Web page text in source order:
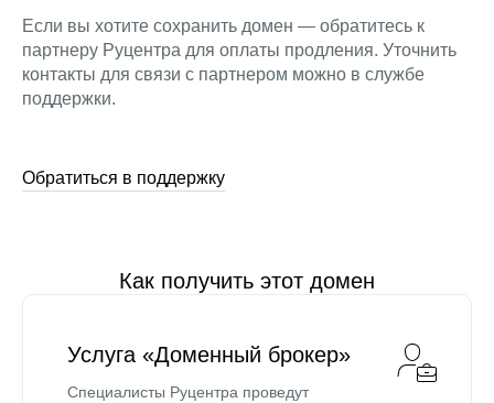
Если вы хотите сохранить домен — обратитесь к
партнеру Руцентра для оплаты продления. Уточнить
контакты для связи с партнером можно в службе
поддержки.
Обратиться в поддержку
Как получить этот домен
Услуга «Доменный брокер»
Специалисты Руцентра проведут